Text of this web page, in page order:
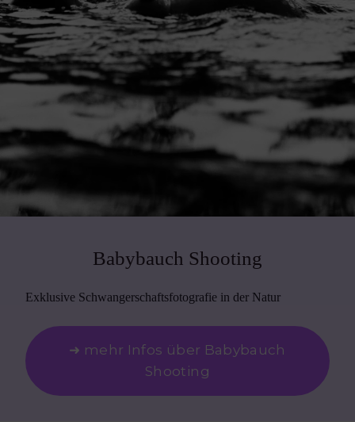
Babybauch Shooting
Exklusive Schwangerschaftsfotografie in der Natur
➜ mehr Infos über Babybauch
Shooting